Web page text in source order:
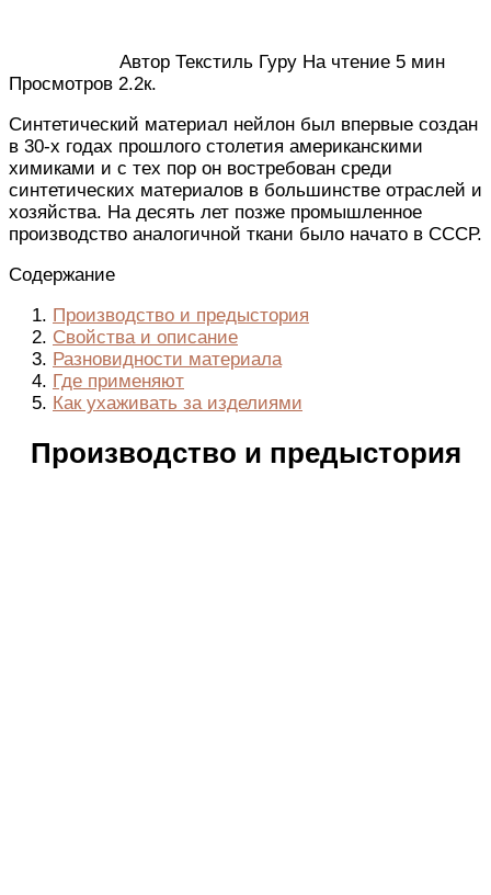
Автор Текстиль Гуру На чтение 5 мин
Просмотров 2.2к.
Синтетический материал нейлон был впервые создан
в 30-х годах прошлого столетия американскими
химиками и с тех пор он востребован среди
синтетических материалов в большинстве отраслей и
хозяйства. На десять лет позже промышленное
производство аналогичной ткани было начато в СССР.
Содержание
Производство и предыстория
Свойства и описание
Разновидности материала
Где применяют
Как ухаживать за изделиями
Производство и предыстория